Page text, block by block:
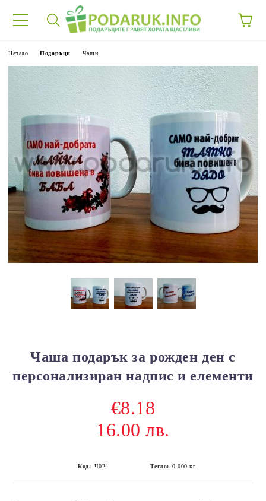
Начало Подаръци Чаши
Чаша подарък за рожден ден с
персонализиран надпис и елементи
€8.18
16.00 лв.
Код: Ч024 Тегло: 0.000 кг